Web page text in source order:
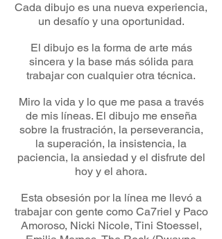
Cada dibujo es una nueva experiencia,
un desafío y una oportunidad.
El dibujo es la forma de arte más
sincera y la base más sólida para
trabajar con cualquier otra técnica.
Miro la vida y lo que me pasa a través
de mis líneas. El dibujo me enseña
sobre la frustración, la perseverancia,
la superación, la insistencia, la
paciencia, la ansiedad y el disfrute del
hoy y el ahora.
Esta obsesión por la línea me llevó a
trabajar con gente como Ca7riel y Paco
Amoroso, Nicki Nicole, Tini Stoessel,